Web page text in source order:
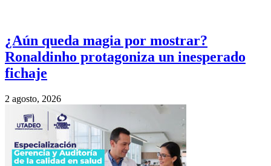
¿Aún queda magia por mostrar?
Ronaldinho protagoniza un inesperado
fichaje
2 agosto, 2026